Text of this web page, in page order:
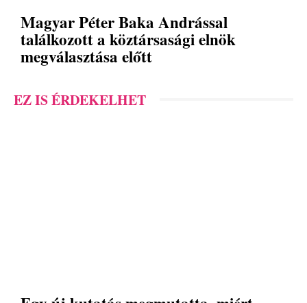
Magyar Péter Baka Andrással
találkozott a köztársasági elnök
megválasztása előtt
EZ IS ÉRDEKELHET